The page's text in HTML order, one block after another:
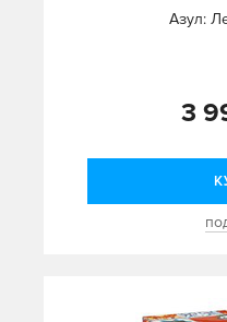
Азул:
3